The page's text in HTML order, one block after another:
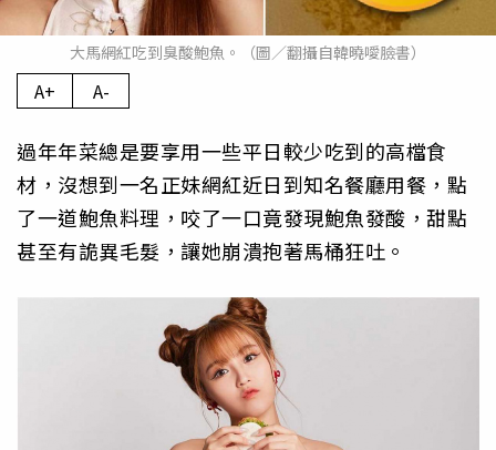
大馬網紅吃到臭酸鮑魚。（圖／翻攝自韓曉噯臉書）
A+ A-
過年年菜總是要享用一些平日較少吃到的高檔食
材，沒想到一名正妹網紅近日到知名餐廳用餐，點
了一道鮑魚料理，咬了一口竟發現鮑魚發酸，甜點
甚至有詭異毛髮，讓她崩潰抱著馬桶狂吐。